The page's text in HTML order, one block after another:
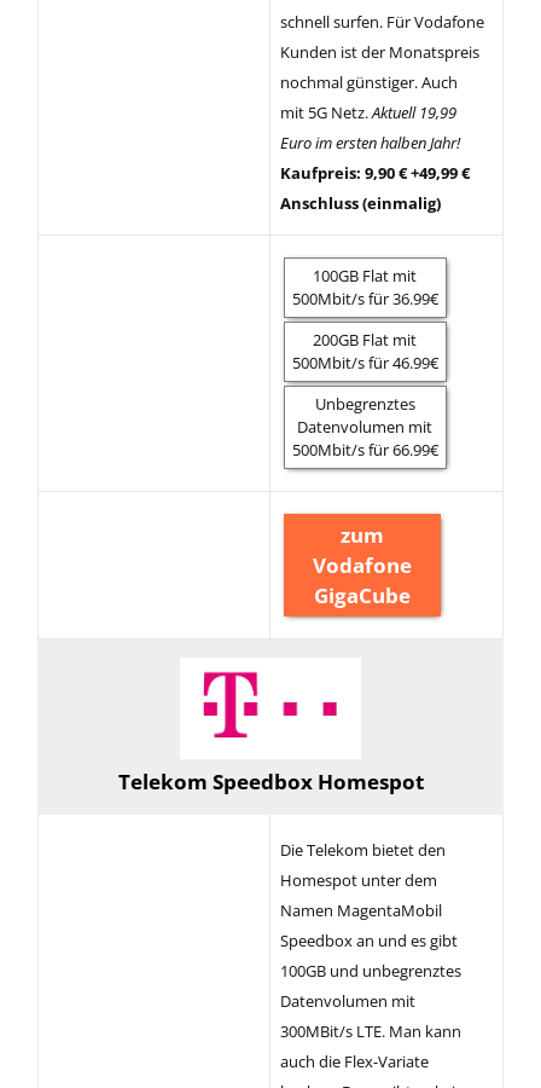
schnell surfen. Für Vodafone
Kunden ist der Monatspreis
nochmal günstiger. Auch
mit 5G Netz.Aktuell 19,99
Euro im ersten halben Jahr!
Kaufpreis: 9,90 € +49,99 €
Anschluss (einmalig)
100GB Flat mit
500Mbit/s für 36.99€
200GB Flat mit
500Mbit/s für 46.99€
Unbegrenztes
Datenvolumen mit
500Mbit/s für 66.99€
zum
Vodafone
GigaCube
Telekom Speedbox Homespot
Die Telekom bietet den
Homespot unter dem
Namen MagentaMobil
Speedbox an und es gibt
100GB und unbegrenztes
Datenvolumen mit
300MBit/s LTE. Man kann
auch die Flex-Variate